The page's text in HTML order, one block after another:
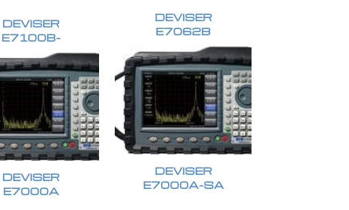
DEVISER
E7062B
DEVISER
E7100B-
DEVISER
E7000A-SA
DEVISER
E7000A